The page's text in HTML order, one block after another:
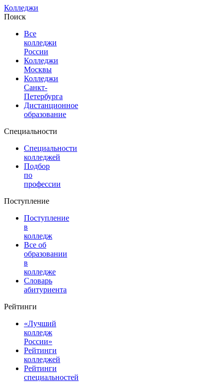
Колледжи
Поиск
Все
колледжи
России
Колледжи
Москвы
Колледжи
Санкт-
Петербурга
Дистанционное
образование
Специальности
Специальности
колледжей
Подбор
по
профессии
Поступление
Поступление
в
колледж
Все об
образовании
в
колледже
Словарь
абитуриента
Рейтинги
«Лучший
колледж
России»
Рейтинги
колледжей
Рейтинги
специальностей